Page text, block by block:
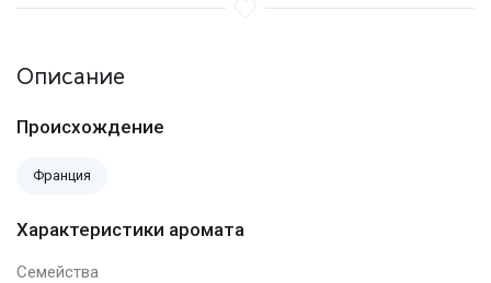
Описание
Происхождение
Франция
Характеристики аромата
Семейства